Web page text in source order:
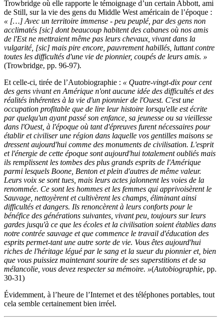
Trowbridge où elle rapporte le témoignage d’un certain Abbott, ami
de Still, sur la vie des gens du Middle West américain de l’époque :
« […] Avec un territoire immense - peu peuplé, par des gens non
acclimatés [sic] dont beaucoup habitent des cabanes où nos amis
de l'Est ne mettraient même pas leurs chevaux, vivant dans la
vulgarité, [sic] mais pire encore, pauvrement habillés, luttant contre
toutes les difficultés d'une vie de pionnier, coupés de leurs amis. »
(Trowbridge, pp. 96-97).
Et celle-ci, tirée de l’Autobiographie : « Quatre-vingt-dix pour cent
des gens vivant en Amérique n'ont aucune idée des difficultés et des
réalités inhérentes à la vie d'un pionnier de l'Ouest. C'est une
occupation profitable que de lire leur histoire lorsqu'elle est écrite
par quelqu'un ayant passé son enfance, sa jeunesse ou sa vieillesse
dans l'Ouest, à l'époque où tant d'épreuves furent nécessaires pour
établir et civiliser une région dans laquelle vos gentilles maisons se
dressent aujourd'hui comme des monuments de civilisation. L'esprit
et l'énergie de cette époque sont aujourd'hui totalement oubliés mais
ils remplissent les tombes des plus grands esprits de l'Amérique
parmi lesquels Boone, Benton et plein d'autres de même valeur.
Leurs voix se sont tues, mais leurs actes jalonnent les voies de la
renommée. Ce sont les hommes et les femmes qui apprivoisèrent le
Sauvage, nettoyèrent et cultivèrent les champs, éliminant ainsi
difficultés et dangers. Ils renoncèrent à leurs conforts pour le
bénéfice des générations suivantes, vivant peu, toujours sur leurs
gardes jusqu'à ce que les écoles et la civilisation soient établies dans
notre contrée sauvage et que commence le travail d'éducation des
esprits permet-tant une autre sorte de vie. Vous êtes aujourd'hui
riches de l'héritage légué par le sang et la sueur du pionnier et, bien
que vous puissiez maintenant sourire de ses superstitions et de sa
mélancolie, vous devez respecter sa mémoire. »(Autobiographie, pp.
30-31)
Évidemment, à l’heure de l’Internet et des téléphones portables, tout
cela semble certainement bien irréel.